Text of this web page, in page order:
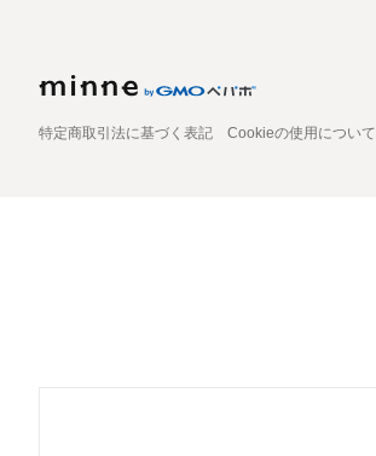
特定商取引法に基づく表記 Cookieの使用について